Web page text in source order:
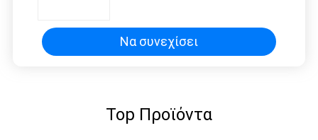
Να συνεχίσει
Top Προϊόντα